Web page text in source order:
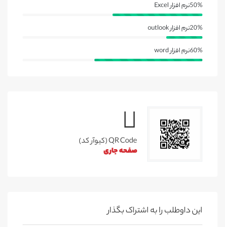
نرم افزار Excel50%
نرم افزار outlook20%
نرم افزار word60%
QR Code (کیوآر کد)
صفحه جاری
این داوطلب را به اشتراک بگذار